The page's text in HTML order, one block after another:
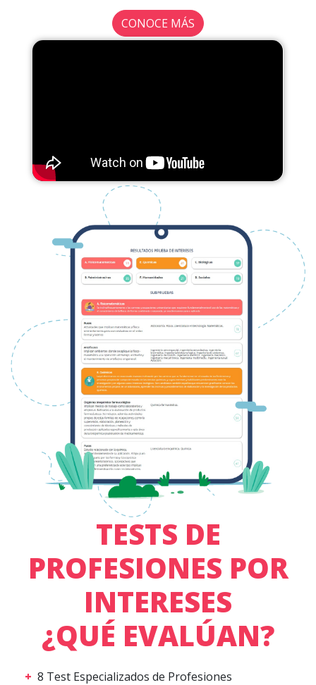
CONOCE MÁS
TESTS DE
PROFESIONES POR
INTERESES
¿QUÉ EVALÚAN?
+ 8 Test Especializados de Profesiones